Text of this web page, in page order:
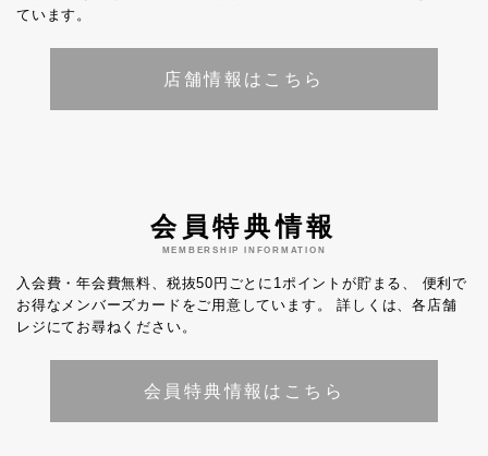
ています。
店舗情報はこちら
会員特典情報
MEMBERSHIP INFORMATION
入会費・年会費無料、税抜50円ごとに1ポイントが貯まる、
便利で
お得なメンバーズカードをご用意しています。
詳しくは、各店舗
レジにてお尋ねください。
会員特典情報はこちら